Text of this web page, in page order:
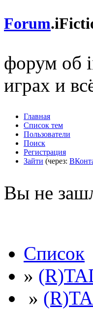
Forum.
форум об
играх и
Главная
Список тем
Пользователи
Поиск
Регистрация
Зайти (через:
Вы не
Список
»
»